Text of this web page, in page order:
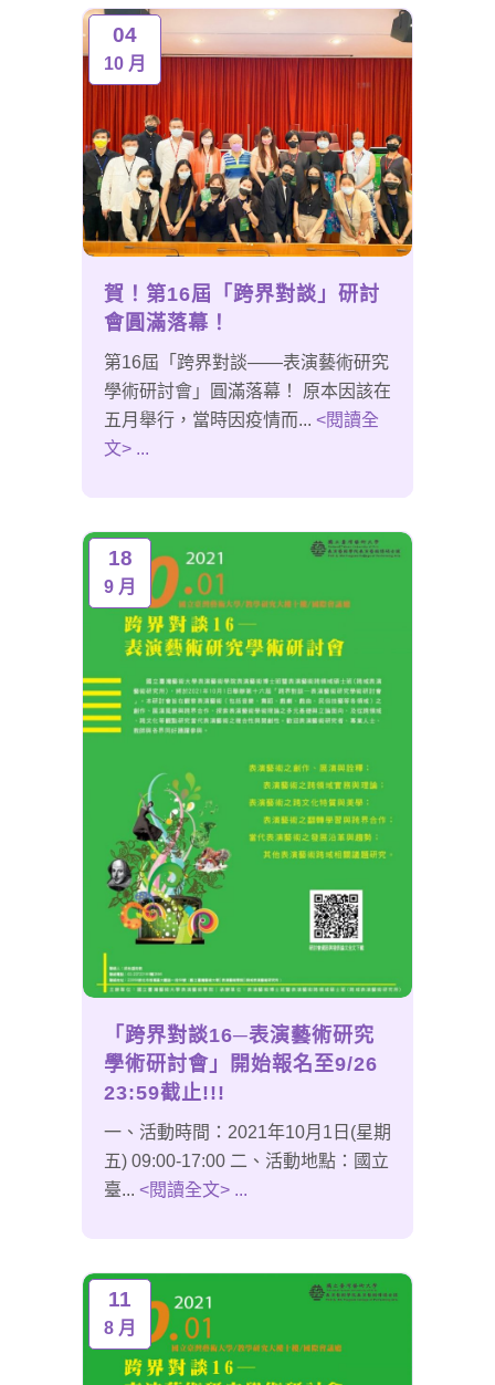
04
10 月
賀！第16屆「跨界對談」研討
會圓滿落幕！
第16屆「跨界對談——表演藝術研究
學術研討會」圓滿落幕！ 原本因該在
五月舉行，當時因疫情而... <閱讀全
文> ...
18
9 月
「跨界對談16─表演藝術研究
學術研討會」開始報名至9/26
23:59截止!!!
一、活動時間：2021年10月1日(星期
五) 09:00-17:00 二、活動地點：國立
臺... <閱讀全文> ...
11
8 月